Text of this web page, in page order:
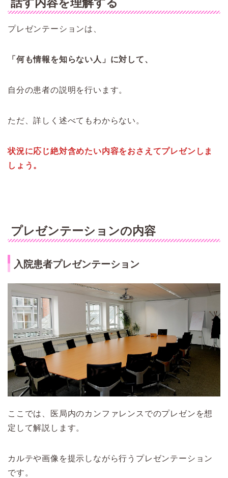
プレゼンテーションは、
「何も情報を知らない人」に対して、
自分の患者の説明を行います。
ただ、詳しく述べてもわからない。
状況に応じ絶対含めたい内容をおさえてプレゼンしま
しょう。
プレゼンテーションの内容
入院患者プレゼンテーション
ここでは、医局内のカンファレンスでのプレゼンを想
定して解説します。
カルテや画像を提示しながら行うプレゼンテーション
です。